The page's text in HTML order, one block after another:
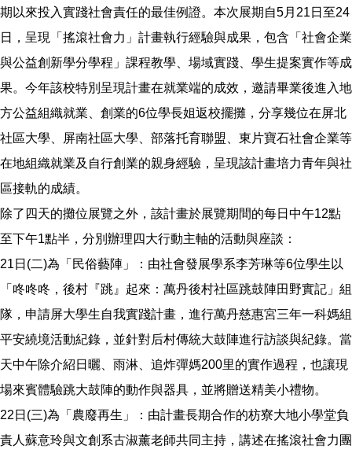
期以來投入實踐社會責任的最佳例證。本次展期自5月21日至24
日，呈現「搖滾社會力」計畫執行經驗與成果，包含「社會企業
與公益創新學分學程」課程教學、場域實踐、學生提案實作等成
果。今年該校特別呈現計畫在就業端的成效，邀請畢業後進入地
方公益組織就業、創業的6位學長姐返校擺攤，分享幾位在屏北
社區大學、屏南社區大學、部落托育聯盟、東片寶石社會企業等
在地組織就業及自行創業的親身經驗，呈現該計畫培力青年與社
區接軌的成績。
除了四天的攤位展覽之外，該計畫於展覽期間的每日中午12點
至下午1點半，分別辦理四大行動主軸的活動與座談：
21日(二)為「民俗藝陣」：由社會發展學系李芳琳等6位學生以
「咚咚咚，後村『跳』起來：萬丹後村社區跳鼓陣田野實記」組
隊，申請屏大學生自我實踐計畫，進行萬丹慈惠宮三年一科媽組
平安繞境活動紀錄，並針對后村傳統大鼓陣進行訪談與紀錄。當
天中午除介紹日曬、雨淋、追炸彈媽200里的實作過程，也讓現
場來賓體驗跳大鼓陣的動作與器具，並將贈送精美小禮物。
22日(三)為「農廢再生」：由計畫長期合作的枋寮大地小學堂負
責人蘇意玲與文創系古淑薰老師共同主持，講述在搖滾社會力團